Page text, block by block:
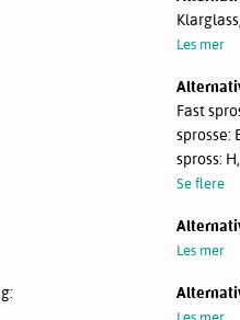
Les mer
Fast
sprosse:
spross:
Se flere
Les mer
Les mer